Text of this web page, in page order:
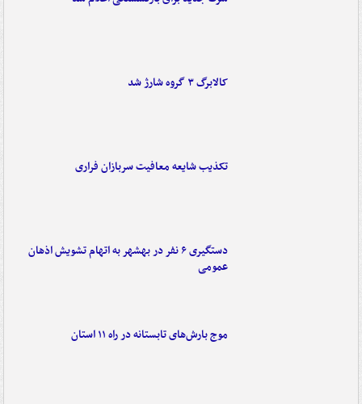
کالابرگ ۳ گروه شارژ شد
تکذیب شایعه معافیت سربازان فراری
دستگیری ۶ نفر در بهشهر به اتهام تشویش اذهان
عمومی
موج بارش‌های تابستانه در راه ۱۱ استان